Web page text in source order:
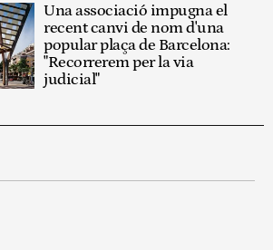
Una associació impugna el
recent canvi de nom d'una
popular plaça de Barcelona:
"Recorrerem per la via
judicial"